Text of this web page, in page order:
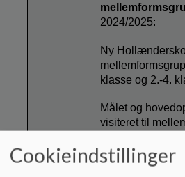
2024/2025:
Ny
klasse og 2.-4.
Målet og
visiteret til
Cookieindstillinger